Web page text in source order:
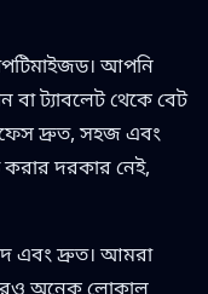
আপনি
বা ট্যাবলেট থেকে বেট
দ্রুত, সহজ এবং
দরকার নেই,
এবং দ্রুত। আমরা